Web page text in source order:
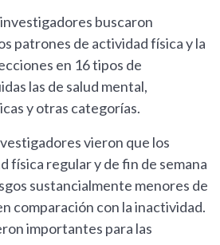
buscaron
patrones de actividad física y la
en 16 tipos de
las de salud mental,
y otras categorías.
vieron que los
física regular y de fin de semana
sustancialmente menores de
comparación con la inactividad.
importantes para las